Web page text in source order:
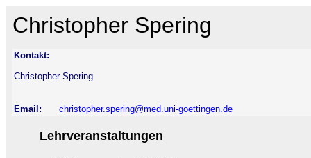
Christopher Spering
Kontakt:
Christopher Spering
Email: christopher.spering@med.uni-goettingen.de
Lehrveranstaltungen